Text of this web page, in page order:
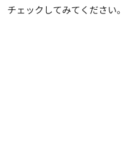
チェックしてみてください。